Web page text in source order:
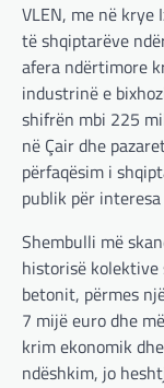
VLEN, me në
të shqiptarëve
afera ndërtimore
industrinë e
shifrën mbi 225
në Çair dhe
përfaqësim i
publik për
Shembulli më
historisë
betonit, përmes
7 mijë euro dhe
krim ekonomik
ndëshkim, jo